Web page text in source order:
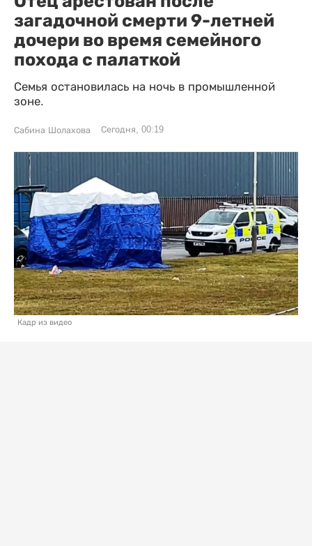
загадочной смерти 9-летней
дочери во время семейного
похода с палаткой
Семья остановилась на ночь в промышленной
зоне.
Сабина Шолахова Сегодня, 00:19
Кадр из видео